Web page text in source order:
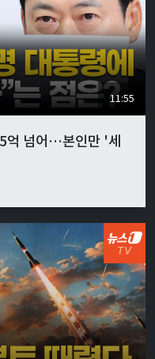
11:55
억 넘어…본인만 '세